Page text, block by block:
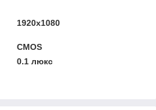
1920x1080
CMOS
0.1 люкс